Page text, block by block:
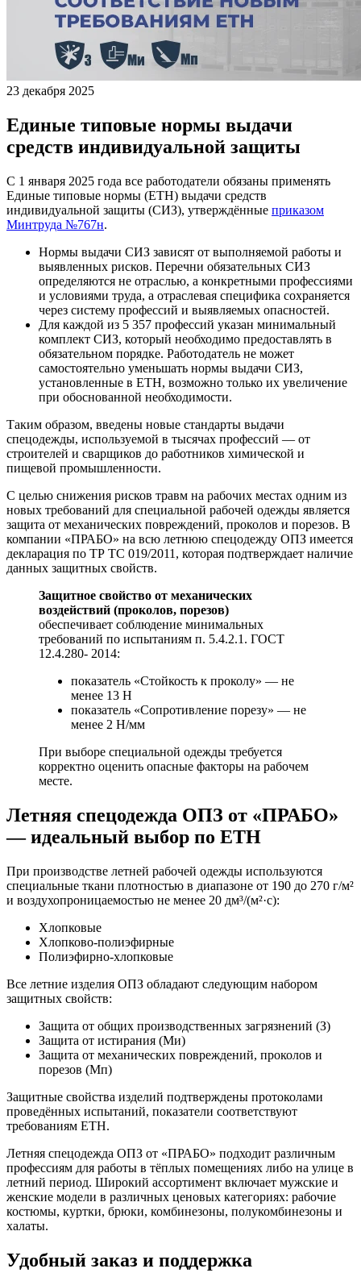
23 декабря 2025
Единые типовые нормы выдачи
средств индивидуальной защиты
С 1 января 2025 года все работодатели обязаны применять
Единые типовые нормы (ЕТН) выдачи средств
индивидуальной защиты (СИЗ), утверждённые приказом
Минтруда №767н.
Нормы выдачи СИЗ зависят от выполняемой работы и
выявленных рисков. Перечни обязательных СИЗ
определяются не отраслью, а конкретными профессиями
и условиями труда, а отраслевая специфика сохраняется
через систему профессий и выявляемых опасностей.
Для каждой из 5 357 профессий указан минимальный
комплект СИЗ, который необходимо предоставлять в
обязательном порядке. Работодатель не может
самостоятельно уменьшать нормы выдачи СИЗ,
установленные в ЕТН, возможно только их увеличение
при обоснованной необходимости.
Таким образом, введены новые стандарты выдачи
спецодежды, используемой в тысячах профессий — от
строителей и сварщиков до работников химической и
пищевой промышленности.
С целью снижения рисков травм на рабочих местах одним из
новых требований для специальной рабочей одежды является
защита от механических повреждений, проколов и порезов. В
компании «ПРАБО» на всю летнюю спецодежду ОПЗ имеется
декларация по ТР ТС 019/2011, которая подтверждает наличие
данных защитных свойств.
Защитное свойство от механических
воздействий (проколов, порезов)
обеспечивает соблюдение минимальных
требований по испытаниям п. 5.4.2.1. ГОСТ
12.4.280- 2014:
показатель «Стойкость к проколу» — не
менее 13 Н
показатель «Сопротивление порезу» — не
менее 2 Н/мм
При выборе специальной одежды требуется
корректно оценить опасные факторы на рабочем
месте.
Летняя спецодежда ОПЗ от «ПРАБО»
— идеальный выбор по ЕТН
При производстве летней рабочей одежды используются
специальные ткани плотностью в диапазоне от 190 до 270 г/м²
и воздухопроницаемостью не менее 20 дм³/(м²·с):
Хлопковые
Хлопково-полиэфирные
Полиэфирно-хлопковые
Все летние изделия ОПЗ обладают следующим набором
защитных свойств:
Защита от общих производственных загрязнений (З)
Защита от истирания (Ми)
Защита от механических повреждений, проколов и
порезов (Мп)
Защитные свойства изделий подтверждены протоколами
проведённых испытаний, показатели соответствуют
требованиям ЕТН.
Летняя спецодежда ОПЗ от «ПРАБО» подходит различным
профессиям для работы в тёплых помещениях либо на улице в
летний период. Широкий ассортимент включает мужские и
женские модели в различных ценовых категориях: рабочие
костюмы, куртки, брюки, комбинезоны, полукомбинезоны и
халаты.
Удобный заказ и поддержка